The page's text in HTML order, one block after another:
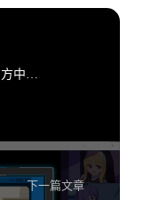
启示录 2059 Apocalypse 2059 v0.3 官方中文版 PC+安卓
下一篇文章